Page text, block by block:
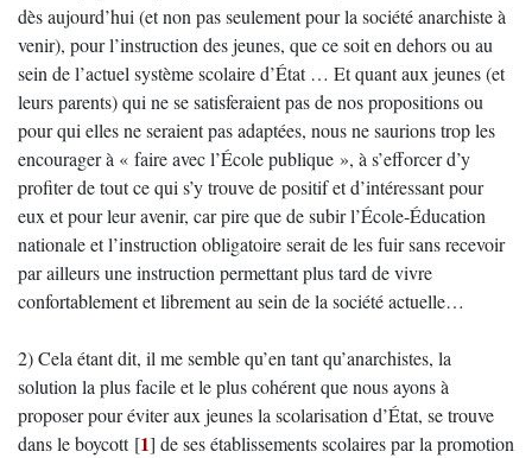
dès aujourd’hui (et non pas seulement pour la société anarchiste à
venir), pour l’instruction des jeunes, que ce soit en dehors ou au
sein de l’actuel système scolaire d’État … Et quant aux jeunes (et
leurs parents) qui ne se satisferaient pas de nos propositions ou
pour qui elles ne seraient pas adaptées, nous ne saurions trop les
encourager à « faire avec l’École publique », à s’efforcer d’y
profiter de tout ce qui s’y trouve de positif et d’intéressant pour
eux et pour leur avenir, car pire que de subir l’École-Éducation
nationale et l’instruction obligatoire serait de les fuir sans recevoir
par ailleurs une instruction permettant plus tard de vivre
confortablement et librement au sein de la société actuelle…
2) Cela étant dit, il me semble qu’en tant qu’anarchistes, la
solution la plus facile et le plus cohérent que nous ayons à
proposer pour éviter aux jeunes la scolarisation d’État, se trouve
dans le boycott[1] de ses établissements scolaires par la promotion